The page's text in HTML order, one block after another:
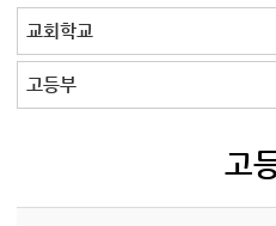
교회학교
청년부
청장년부
형제모임
자매모임
기타모임
어르신모임
영재과학반
신학원
교회학교 전체
유치부
초등1부
초등2부
중등부
고등부
고